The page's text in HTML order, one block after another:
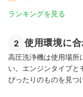
ランキングを見る
2 使用環境に
高圧洗浄機は使用場所
い。エンジンタイプと
ぴったりのものを見つ